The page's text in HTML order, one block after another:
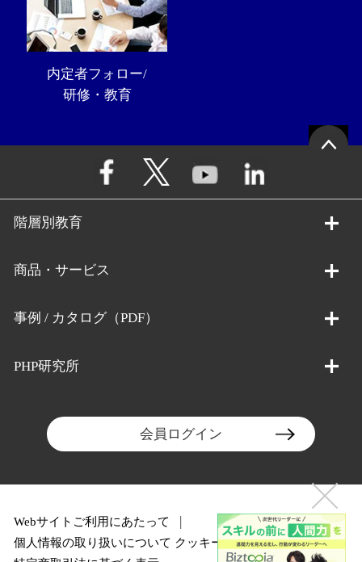
内定者フォロー/
研修・教育
階層別教育
商品・サービス
事例 / カタログ（PDF）
PHP研究所
会員ログイン
Webサイトご利用にあたって
個人情報の取り扱いについて クッキーポリシー